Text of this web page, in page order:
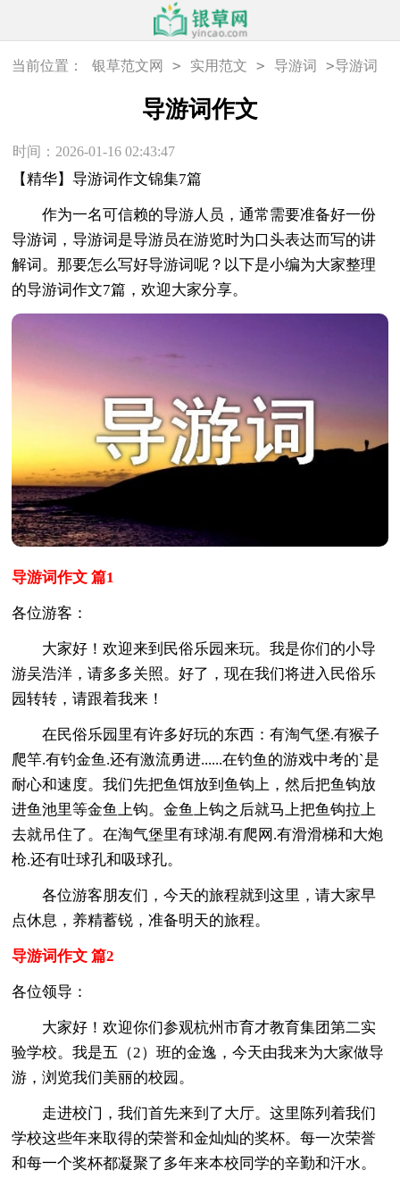
当前位置： 银草范文网 > 实用范文 > 导游词 >导游词
导游词作文
时间：2026-01-16 02:43:47
【精华】导游词作文锦集7篇
作为一名可信赖的导游人员，通常需要准备好一份
导游词，导游词是导游员在游览时为口头表达而写的讲
解词。那要怎么写好导游词呢？以下是小编为大家整理
的导游词作文7篇，欢迎大家分享。
导游词作文 篇1
各位游客：
大家好！欢迎来到民俗乐园来玩。我是你们的小导
游吴浩洋，请多多关照。好了，现在我们将进入民俗乐
园转转，请跟着我来！
在民俗乐园里有许多好玩的东西：有淘气堡.有猴子
爬竿.有钓金鱼.还有激流勇进......在钓鱼的游戏中考的`是
耐心和速度。我们先把鱼饵放到鱼钩上，然后把鱼钩放
进鱼池里等金鱼上钩。金鱼上钩之后就马上把鱼钩拉上
去就吊住了。在淘气堡里有球湖.有爬网.有滑滑梯和大炮
枪.还有吐球孔和吸球孔。
各位游客朋友们，今天的旅程就到这里，请大家早
点休息，养精蓄锐，准备明天的旅程。
导游词作文 篇2
各位领导：
大家好！欢迎你们参观杭州市育才教育集团第二实
验学校。我是五（2）班的金逸，今天由我来为大家做导
游，浏览我们美丽的校园。
走进校门，我们首先来到了大厅。这里陈列着我们
学校这些年来取得的荣誉和金灿灿的奖杯。每一次荣誉
和每一个奖杯都凝聚了多年来本校同学的辛勤和汗水。